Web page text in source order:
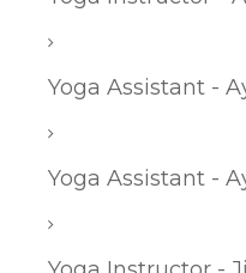
Yoga Assistant -
Yoga Assistant -